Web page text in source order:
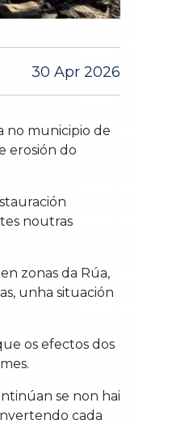
30 Apr 2026
no municipio de
erosión do
noutras
zonas da Rúa,
unha situación
os efectos dos
se non hai
cada